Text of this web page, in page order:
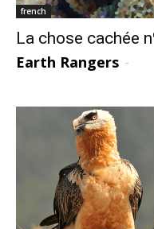
french
La chose cachée
Earth Rangers -